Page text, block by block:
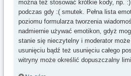
można też stosować krótkie kody, np.
podczas gdy :( smutek. Pełna lista
poziomu formularza tworzenia
nadmiernie używać emotikon, gdyż
stanie się nieczytelny i moderator
usunięciu bądź też usunięciu całego
witryny może określić dopuszczalny